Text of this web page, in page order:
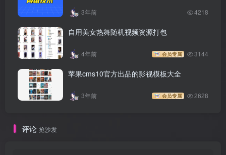
3年前 4218
自用美女热舞随机视频资源打包
4年前 会员专属 3144
苹果cms10官方出品的影视模板大全
3年前 会员专属 2628
评论 抢沙发